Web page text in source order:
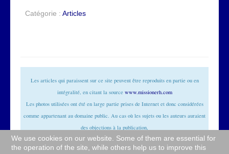
Catégorie : Articles
Les articles qui paraissent sur ce site peuvent être reproduits en partie ou en
intégralité, en citant la source www.missionerh.com
Les photos utilisées ont été en large partie prises de Internet et donc considérées
comme appartenant au domaine public. Au cas où les sujets ou les auteurs auraient
des objections à la publication,
ils n’auront qu’à le signaler à la rédaction (info@missionerh.it) qui pourvoira
promptement à retirer les images utilisées.
We use cookies on our website. Some of them are essential for
the operation of the site, while others help us to improve this